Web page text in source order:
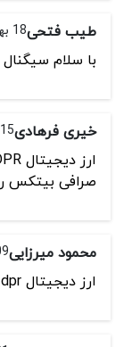
طیب فتحی18 بهمن 1403 - 21:40
با سلام سیگنال
خیری فرهادی15 بهمن 1403 - 09:10
صرافی بیتکس
محمود میرزایی09
ارز دیجیتال dpr